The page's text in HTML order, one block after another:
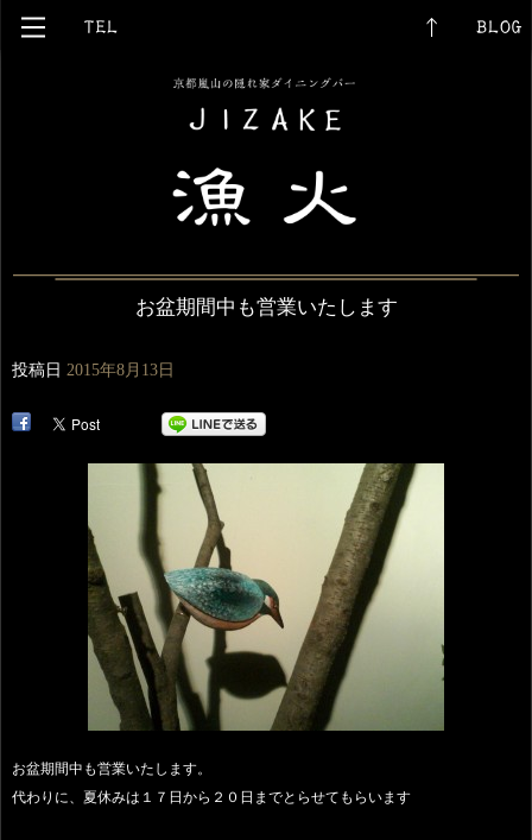
お盆期間中も営業いたします
投稿日 2015年8月13日
お盆期間中も営業いたします。
代わりに、夏休みは１７日から２０日までとらせてもらいます